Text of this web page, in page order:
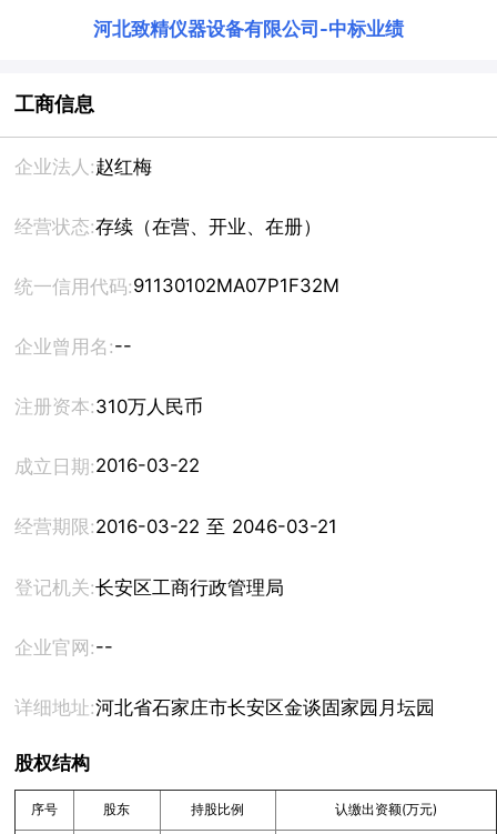
河北致精仪器设备有限公司 -中标业绩
工商信息
企业法人:赵红梅
经营状态:存续（在营、开业、在册）
统一信用代码:91130102MA07P1F32M
企业曾用名:--
注册资本:310万人民币
成立日期:2016-03-22
经营期限: 2016-03-22 至 2046-03-21
登记机关:长安区工商行政管理局
企业官网:--
详细地址:河北省石家庄市长安区金谈固家园月坛园15-1-
股权结构
序号 股东 持股比例 认缴出资额(万元)